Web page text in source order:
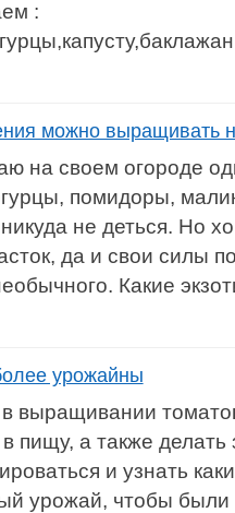
:
можно выращивать
на своем огороде
помидоры,
не деться. Но
да и свои силы
Какие
урожайны
выращивании
пищу, а также делать
и узнать
урожай, чтобы были